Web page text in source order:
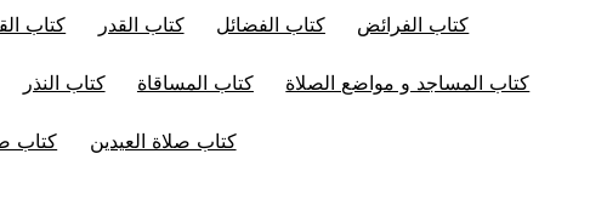
كتاب الفرائض كتاب الفضائل كتاب القدر كتاب
كتاب المساجد و مواضع الصلاة كتاب المساقاة كتاب النذر
كتاب صلاة العيدين كتاب